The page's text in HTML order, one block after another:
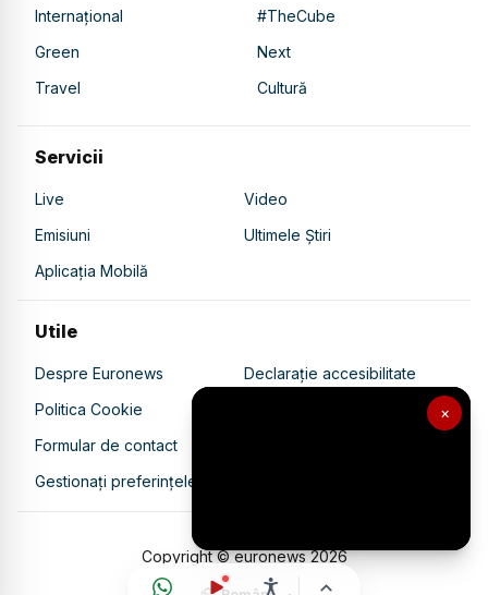
×
Internațional
#TheCube
Green
Next
Travel
Cultură
Servicii
Live
Video
Emisiuni
Ultimele Știri
Aplicația Mobilă
Utile
Despre Euronews
Declarație accesibilitate
Politica Cookie
Politica de confidențialitate
Formular de contact
Gestionați preferințele
Copyright © euronews2026